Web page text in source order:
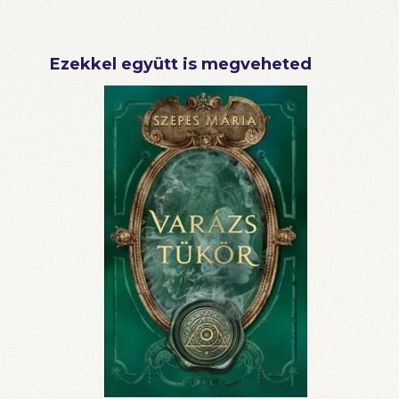
Ezekkel együtt is megveheted